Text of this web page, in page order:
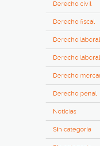
Derecho civil
Derecho fiscal
Derecho laboral
Derecho
Derecho
Derecho penal
Noticias
Sin categoría